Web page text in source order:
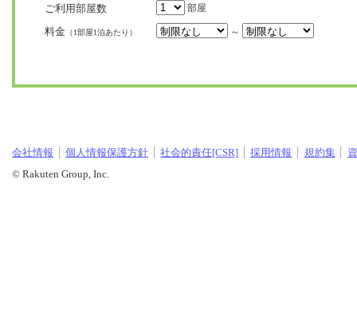
ご利用部屋数 部屋
料金 （1部屋1泊あたり） ～
会社情報 個人情報保護方針 社会的責任[CSR] 採用情報 規約集
© Rakuten Group, Inc.